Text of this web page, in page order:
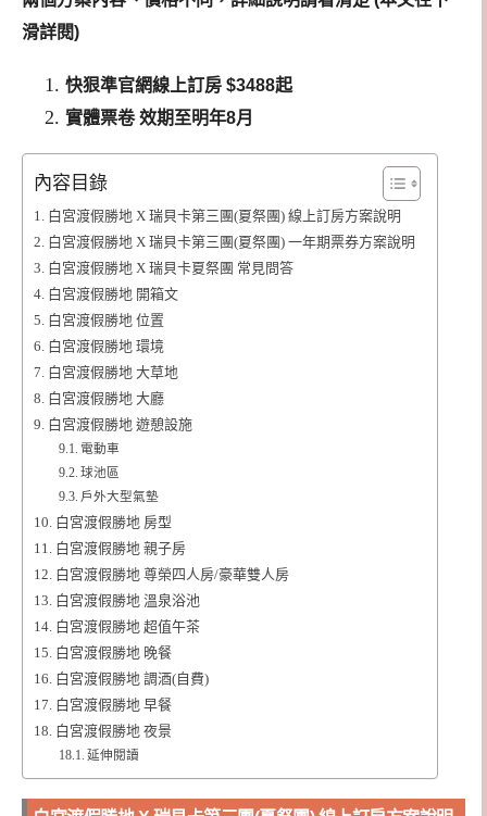
滑詳閱)
快狠準官網線上訂房 $3488起
實體票卷效期至明年8月
內容目錄
白宮渡假勝地 X 瑞貝卡第三團(夏祭團) 線上訂房方案說明
白宮渡假勝地 X 瑞貝卡第三團(夏祭團) 一年期票券方案說明
白宮渡假勝地 X 瑞貝卡夏祭團 常見問答
白宮渡假勝地 開箱文
白宮渡假勝地 位置
白宮渡假勝地 環境
白宮渡假勝地 大草地
白宮渡假勝地 大廳
白宮渡假勝地 遊憩設施
電動車
球池區
戶外大型氣墊
白宮渡假勝地 房型
白宮渡假勝地 親子房
白宮渡假勝地 尊榮四人房/豪華雙人房
白宮渡假勝地 溫泉浴池
白宮渡假勝地 超值午茶
白宮渡假勝地 晚餐
白宮渡假勝地 調酒(自費)
白宮渡假勝地 早餐
白宮渡假勝地 夜景
延伸閱讀